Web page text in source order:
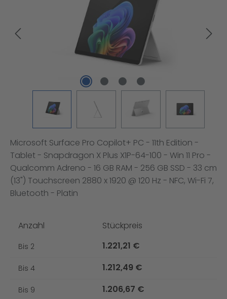
Microsoft Surface Pro Copilot+ PC - 11th Edition -
Tablet - Snapdragon X Plus X1P-64-100 - Win 11 Pro -
Qualcomm Adreno - 16 GB RAM - 256 GB SSD - 33 cm
(13") Touchscreen 2880 x 1920 @ 120 Hz - NFC, Wi-Fi 7,
Bluetooth - Platin
Anzahl Stückpreis
Bis 2 1.221,21 €
Bis 4 1.212,49 €
Bis 9 1.206,67 €